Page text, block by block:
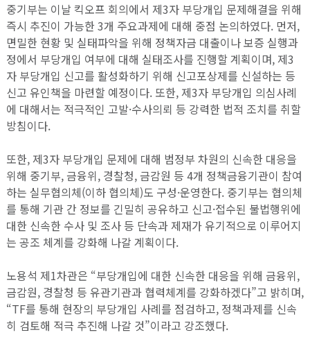
중기부는 이날 킥오프 회의에서 제3자 부당개입 문제해결을 위해
즉시 추진이 가능한 3개 주요과제에 대해 중점 논의하였다. 먼저,
면밀한 현황 및 실태파악을 위해 정책자금 대출이나 보증 실행과
정에서 부당개입 여부에 대해 실태조사를 진행할 계획이며, 제3
자 부당개입 신고를 활성화하기 위해 신고포상제를 신설하는 등
신고 유인책을 마련할 예정이다. 또한, 제3자 부당개입 의심사례
에 대해서는 적극적인 고발·수사의뢰 등 강력한 법적 조치를 취할
방침이다.
또한, 제3자 부당개입 문제에 대해 범정부 차원의 신속한 대응을
위해 중기부, 금융위, 경찰청, 금감원 등 4개 정책금융기관이 참여
하는 실무협의체(이하 협의체)도 구성·운영한다. 중기부는 협의체
를 통해 기관 간 정보를 긴밀히 공유하고 신고·접수된 불법행위에
대한 신속한 수사 및 조사 등 단속과 제재가 유기적으로 이루어지
는 공조 체계를 강화해 나갈 계획이다.
노용석 제1차관은 “부당개입에 대한 신속한 대응을 위해 금융위,
금감원, 경찰청 등 유관기관과 협력체계를 강화하겠다”고 밝히며,
“TF를 통해 현장의 부당개입 사례를 점검하고, 정책과제를 신속
히 검토해 적극 추진해 나갈 것”이라고 강조했다.